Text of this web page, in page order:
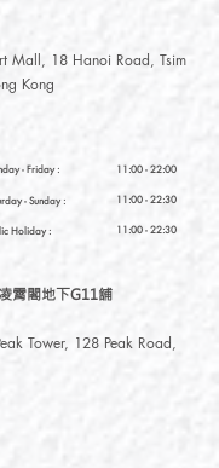
11:00 - 22:00
11:00 - 22:30
11:00 - 22:30
Mall, 18 Hanoi Road, Tsim
Kong
- Friday :
- Sunday :
Holiday :
霄閣地下G11舖
Tower, 128 Peak Road,